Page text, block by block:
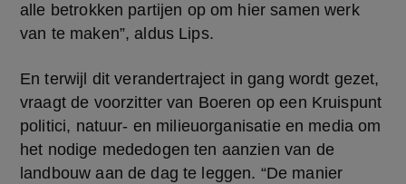
alle betrokken partijen op om hier samen werk
van te maken”, aldus Lips.
En terwijl dit verandertraject in gang wordt gezet,
vraagt de voorzitter van Boeren op een Kruispunt
politici, natuur- en milieuorganisatie en media om
het nodige mededogen ten aanzien van de
landbouw aan de dag te leggen. “De manier